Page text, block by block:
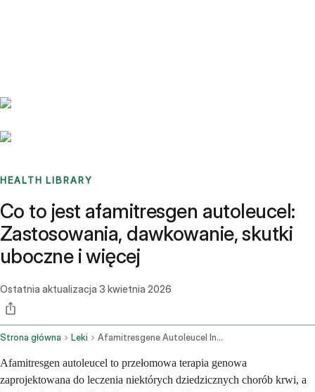
HEALTH LIBRARY
Co to jest afamitresgen autoleucel:
Zastosowania, dawkowanie, skutki
uboczne i więcej
Ostatnia aktualizacja 3 kwietnia 2026
Strona główna Leki Afamitresgene Autoleucel Intravenous Route
Afamitresgen autoleucel to przełomowa terapia genowa
zaprojektowana do leczenia niektórych dziedzicznych chorób krwi, a